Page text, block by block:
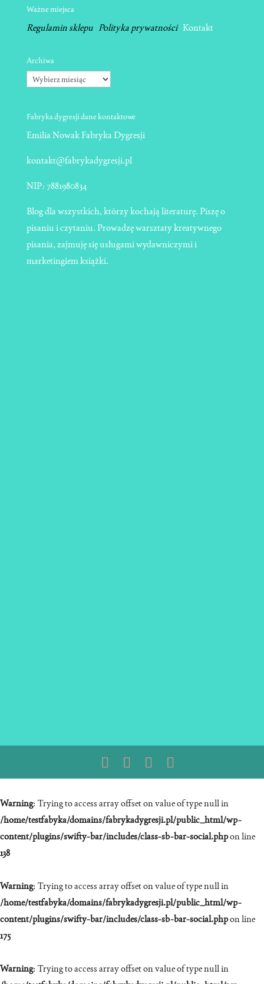
Ważne miejsca
Regulamin sklepu Polityka prywatnościKontakt
Archiwa
Archiwa
Fabryka dygresji dane kontaktowe
Emilia Nowak Fabryka Dygresji
kontakt@fabrykadygresji.pl
NIP:7881980834
Blog dla wszystkich, którzy kochają literaturę. Piszę o
pisaniu i czytaniu. Prowadzę warsztaty kreatywnego
pisania, zajmuję się usługami wydawniczymi i
marketingiem książki.
Warning: Trying to access array offset on value of type null in
/home/testfabyka/domains/fabrykadygresji.pl/public_html/wp-
content/plugins/swifty-bar/includes/class-sb-bar-social.phpon line
138
Warning: Trying to access array offset on value of type null in
/home/testfabyka/domains/fabrykadygresji.pl/public_html/wp-
content/plugins/swifty-bar/includes/class-sb-bar-social.phpon line
175
Warning: Trying to access array offset on value of type null in